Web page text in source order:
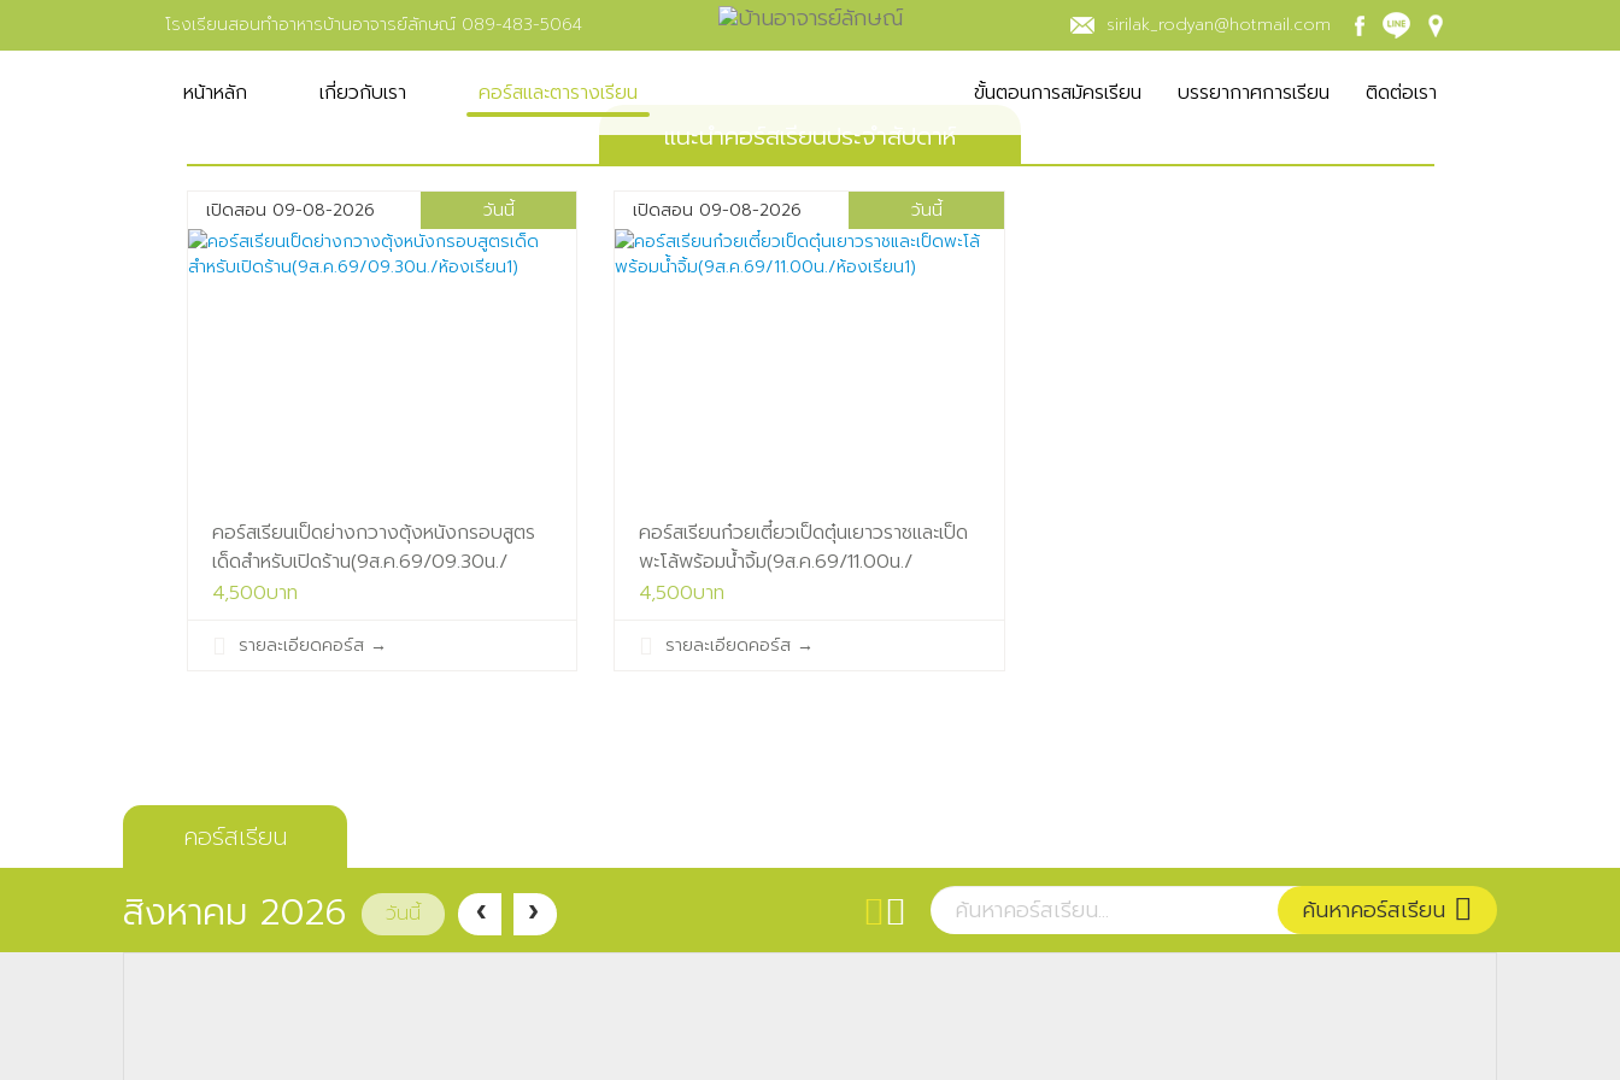
โรงเรียนสอนทำอาหารบ้านอาจารย์ลักษณ์ 089-483-5064 sirilak_rodyan@hotmail.com
หน้าหลัก เกี่ยวกับเรา คอร์สและตารางเรียน ขั้นตอนการสมัครเรียน บรรยากาศการเรียน ติดต่อเรา
แนะนำคอร์สเรียนประจำสัปดาห์
เปิดสอน 09-08-2026 วันนี้
คอร์สเรียนเป็ดย่างกวางตุ้งหนังกรอบสูตร
เด็ดสำหรับเปิดร้าน(9ส.ค.69/09.30น./
ห้องเรียน1)
4,500บาท
รายละเอียดคอร์ส →
เปิดสอน 09-08-2026 วันนี้
คอร์สเรียนก๋วยเตี๋ยวเป็ดตุ๋นเยาวราชและเป็ด
พะโล้พร้อมน้ำจิ้ม(9ส.ค.69/11.00น./
ห้องเรียน1)
4,500บาท
รายละเอียดคอร์ส →
คอร์สเรียน
ค้นหาคอร์สเรียน
สิงหาคม 2026 วันนี้